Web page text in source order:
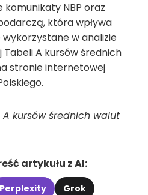
NBP oraz
która wpływa
w analizie
A kursów średnich
stronie internetowej
A kursów średnich walut
artykułu z AI:
Perplexity
Grok